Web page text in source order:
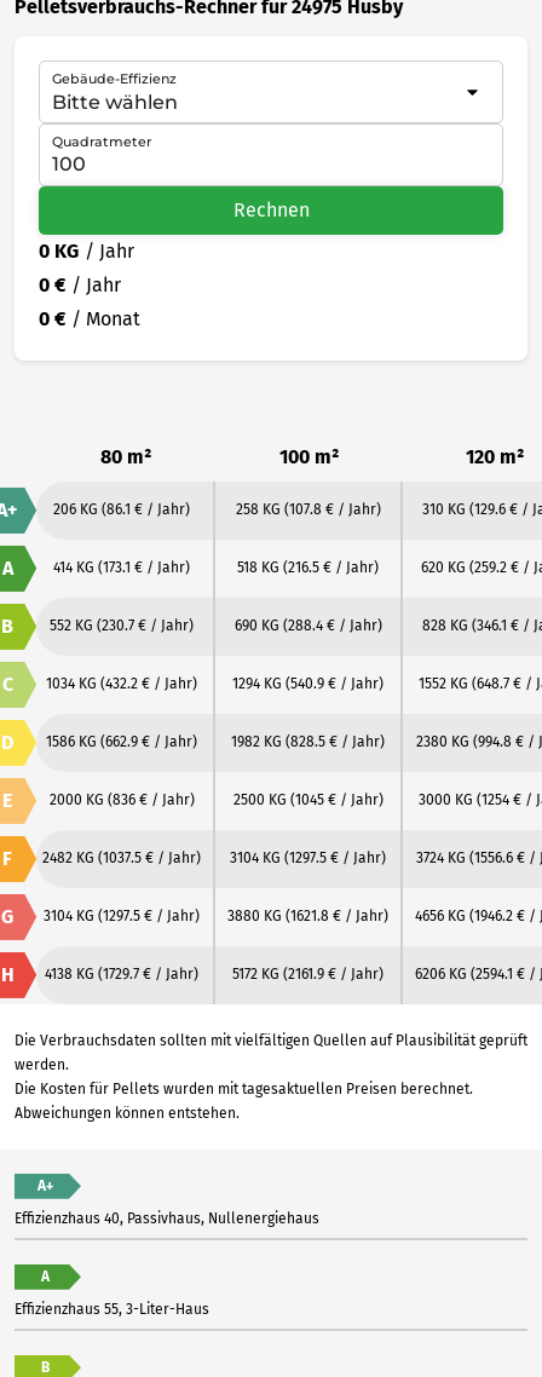
Pelletsverbrauchs-Rechner für 24975 Husby
Gebäude-Effizienz
Quadratmeter
Rechnen
0 KG / Jahr
0 € / Jahr
0 € / Monat
80 m² 100 m² 120 m²
206 KG (86.1 € / Jahr) 258 KG (107.8 € / Jahr) 310 KG (129.6 € /
A 414 KG (173.1 € / Jahr) 518 KG (216.5 € / Jahr) 620 KG (259.2 € /
B 552 KG (230.7 € / Jahr) 690 KG (288.4 € / Jahr) 828 KG (346.1 € /
C 1034 KG (432.2 € / Jahr) 1294 KG (540.9 € / Jahr) 1552 KG (648.7 € /
D 1586 KG (662.9 € / Jahr) 1982 KG (828.5 € / Jahr) 2380 KG (994.8 € /
E 2000 KG (836 € / Jahr) 2500 KG (1045 € / Jahr) 3000 KG (1254 € /
F 2482 KG (1037.5 € / Jahr) 3104 KG (1297.5 € / Jahr) 3724 KG (1556.6 € /
G 3104 KG (1297.5 € / Jahr) 3880 KG (1621.8 € / Jahr) 4656 KG (1946.2 € /
H 4138 KG (1729.7 € / Jahr) 5172 KG (2161.9 € / Jahr) 6206 KG (2594.1 € /
Die Verbrauchsdaten sollten mit vielfältigen Quellen auf Plausibilität geprüft
werden.
Die Kosten für Pellets wurden mit tagesaktuellen Preisen berechnet.
Abweichungen können entstehen.
A+
Effizienzhaus 40, Passivhaus, Nullenergiehaus
A
Effizienzhaus 55, 3-Liter-Haus
B